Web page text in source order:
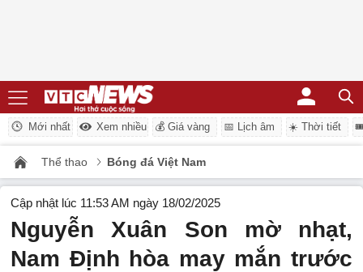
Mới nhất Xem nhiều 💰 Giá vàng 📅 Lịch âm ☀️ Thời tiết
Thể thao Bóng đá Việt Nam
Cập nhật lúc 11:53 AM ngày 18/02/2025
Nguyễn Xuân Son mờ nhạt,
Nam Định hòa may mắn trước